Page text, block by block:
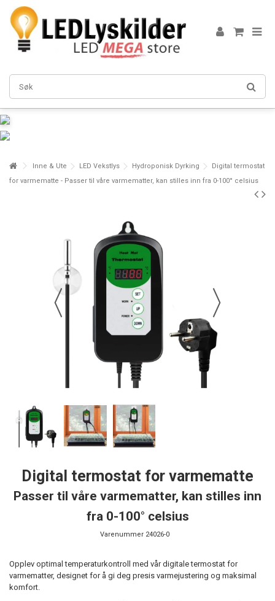
Inne & Ute LED Vekstlys Hydroponisk Dyrking
Digital termostat
for varmematte - Passer til våre varmematter, kan stilles inn fra 0-100° celsius
Digital termostat for varmematte
Passer til våre varmematter, kan stilles inn
fra 0-100° celsius
Varenummer 24026-0
Opplev optimal temperaturkontroll med vår digitale termostat for
varmematter, designet for å gi deg presis varmejustering og maksimal
komfort.